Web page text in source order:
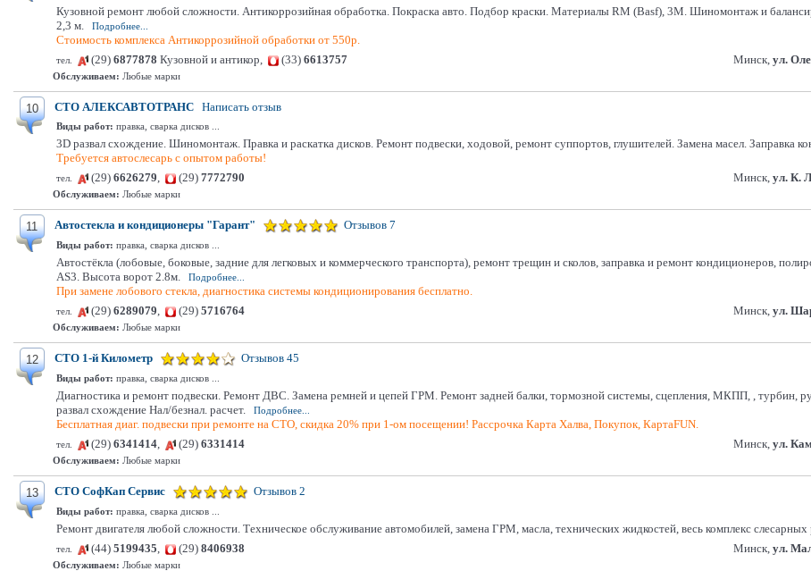
Кузовной ремонт любой сложности. Антикоррозийная обработка. Покраска авто. Подбор краски. Материалы RM (Basf), 3М. Шиномонтаж и
2,3 м.
Подробнее...
Стоимость комплекса Антикоррозийной обработки от 550р.
тел. (29) 6877878 Кузовной и антикор, (33) 6613757 Минск, ул.
Обслуживаем: Любые марки
10 СТО АЛЕКСАВТОТРАНС Написать отзыв
Виды работ: правка, сварка дисков ...
3D развал схождение. Шиномонтаж. Правка и раскатка дисков. Ремонт подвески, ходовой, ремонт суппортов, глушителей. Замена масел. Заправка
Требуется автослесарь с опытом работы!
тел. (29) 6626279, (29) 7772790 Минск, ул. К.
Обслуживаем: Любые марки
11 Автостекла и кондиционеры "Гарант" Отзывов 7
Виды работ: правка, сварка дисков ...
Автостёкла (лобовые, боковые, задние для легковых и коммерческого транспорта), ремонт трещин и сколов, заправка и ремонт кондиционеров,
AS3. Высота ворот 2.8м.
Подробнее...
При замене лобового стекла, диагностика системы кондиционирования бесплатно.
тел. (29) 6289079, (29) 5716764 Минск, ул.
Обслуживаем: Любые марки
12 СТО 1-й Километр Отзывов 45
Виды работ: правка, сварка дисков ...
Диагностика и ремонт подвески. Ремонт ДВС. Замена ремней и цепей ГРМ. Ремонт задней балки, тормозной системы, сцепления, МКПП, , турбин,
развал схождение Нал/безнал. расчет.
Подробнее...
Бесплатная диаг. подвески при ремонте на СТО, скидка 20% при 1-ом посещении! Рассрочка Карта Халва, Покупок, КартаFUN.
тел. (29) 6341414, (29) 6331414 Минск, ул.
Обслуживаем: Любые марки
13 СТО СофКап Сервис Отзывов 2
Виды работ: правка, сварка дисков ...
Ремонт двигателя любой сложности. Техническое обслуживание автомобилей, замена ГРМ, масла, технических жидкостей, весь комплекс
тел.
(44) 5199435, (29) 8406938 Минск, ул.
Обслуживаем: Любые марки